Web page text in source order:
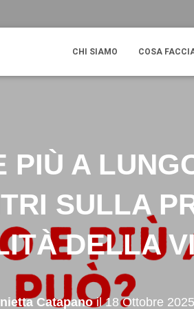
CHI SIAMO
COSA
PIÙ A
SULLA
DELLA
Catapanoil18 Ottobre 2025